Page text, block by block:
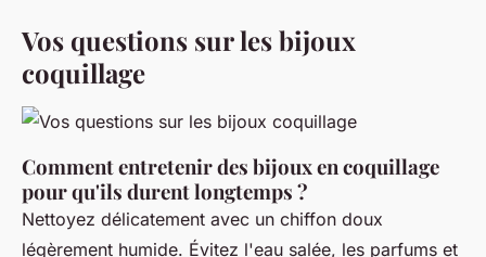
Vos questions sur les bijoux
coquillage
Comment entretenir des bijoux en coquillage
pour qu'ils durent longtemps ?
Nettoyez délicatement avec un chiffon doux
légèrement humide. Évitez l'eau salée, les parfums et